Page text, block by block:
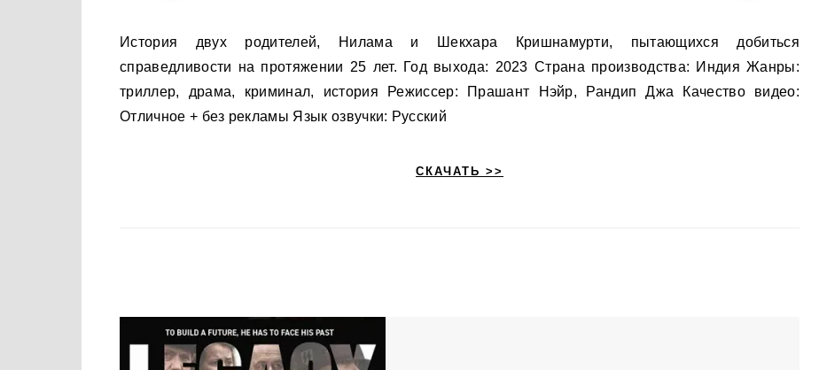
История двух родителей, Нилама и Шекхара Кришнамурти, пытающихся добиться
справедливости на протяжении 25 лет. Год выхода: 2023 Страна производства: Индия Жанры:
триллер, драма, криминал, история Режиссер: Прашант Нэйр, Рандип Джа Качество видео:
Отличное + без рекламы Язык озвучки: Русский
СКАЧАТЬ >>